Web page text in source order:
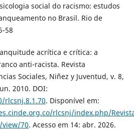
social do racismo: estudos
no Brasil. Rio de
58
acrítica e crítica: a
anti-racista. Revista
Sociales, Niñez y Juventud, v. 8,
2010. DOI:
rlcsnj.8.1.70. Disponível em:
rlcsnj/index.php/
70. Acesso em 14: abr. 2026.